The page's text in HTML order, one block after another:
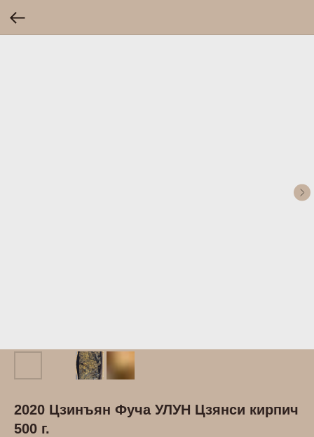
2020 Цзинъян Фуча УЛУН Цзянси кирпич
500 г.